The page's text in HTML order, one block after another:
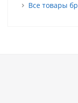
Все товары